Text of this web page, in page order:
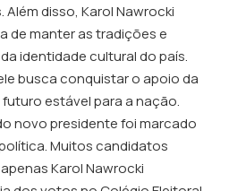
disso, Karol Nawrocki
de manter as tradições e
identidade cultural do país.
busca conquistar o apoio da
estável para a nação.
novo presidente foi marcado
Muitos candidatos
Karol Nawrocki